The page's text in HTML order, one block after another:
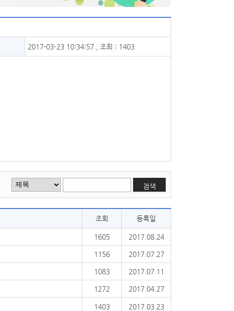
2017-03-23 10:34:57., 조회 : 1403
검색
조회 등록일
1605 2017.08.24
1156 2017.07.27
1083 2017.07.11
1272 2017.04.27
1403 2017.03.23